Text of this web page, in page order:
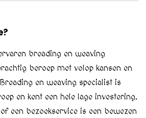
breading en weaving
beroep met volop kansen en
en weaving specialist is
en kent een hele lage investering.
een bezoekservice is een bewezen